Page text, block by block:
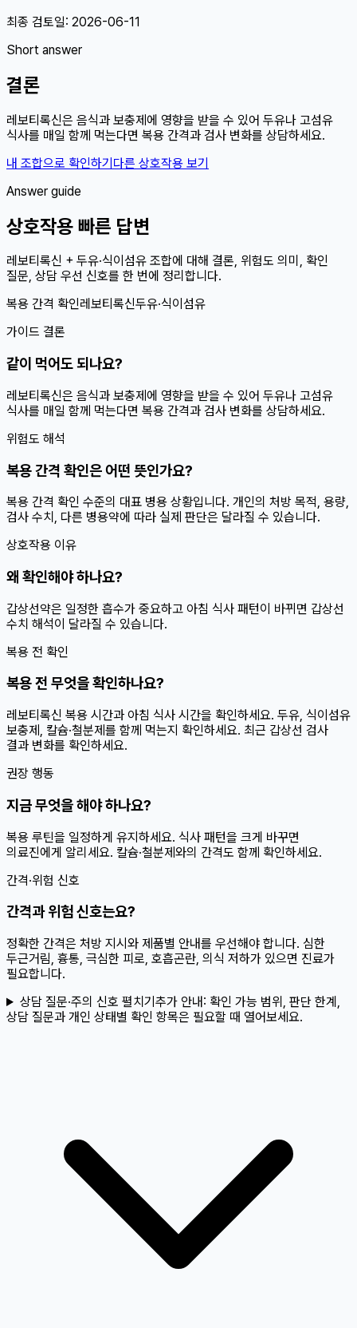
최종 검토일: 2026-06-11
Short answer
결론
레보티록신은 음식과 보충제에 영향을 받을 수 있어 두유나 고섬유
식사를 매일 함께 먹는다면 복용 간격과 검사 변화를 상담하세요.
내 조합으로 확인하기다른 상호작용 보기
Answer guide
상호작용 빠른 답변
레보티록신 + 두유·식이섬유 조합에 대해 결론, 위험도 의미, 확인
질문, 상담 우선 신호를 한 번에 정리합니다.
복용 간격 확인레보티록신두유·식이섬유
가이드 결론
같이 먹어도 되나요?
레보티록신은 음식과 보충제에 영향을 받을 수 있어 두유나 고섬유
식사를 매일 함께 먹는다면 복용 간격과 검사 변화를 상담하세요.
위험도 해석
복용 간격 확인은 어떤 뜻인가요?
복용 간격 확인 수준의 대표 병용 상황입니다. 개인의 처방 목적, 용량,
검사 수치, 다른 병용약에 따라 실제 판단은 달라질 수 있습니다.
상호작용 이유
왜 확인해야 하나요?
갑상선약은 일정한 흡수가 중요하고 아침 식사 패턴이 바뀌면 갑상선
수치 해석이 달라질 수 있습니다.
복용 전 확인
복용 전 무엇을 확인하나요?
레보티록신 복용 시간과 아침 식사 시간을 확인하세요. 두유, 식이섬유
보충제, 칼슘·철분제를 함께 먹는지 확인하세요. 최근 갑상선 검사
결과 변화를 확인하세요.
권장 행동
지금 무엇을 해야 하나요?
복용 루틴을 일정하게 유지하세요. 식사 패턴을 크게 바꾸면
의료진에게 알리세요. 칼슘·철분제와의 간격도 함께 확인하세요.
간격·위험 신호
간격과 위험 신호는요?
정확한 간격은 처방 지시와 제품별 안내를 우선해야 합니다. 심한
두근거림, 흉통, 극심한 피로, 호흡곤란, 의식 저하가 있으면 진료가
필요합니다.
상담 질문·주의 신호 펼치기추가 안내: 확인 가능 범위, 판단 한계,
상담 질문과 개인 상태별 확인 항목은 필요할 때 열어보세요.